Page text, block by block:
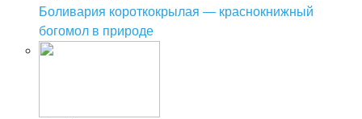
Боливария короткокрылая — краснокнижный
богомол в природе